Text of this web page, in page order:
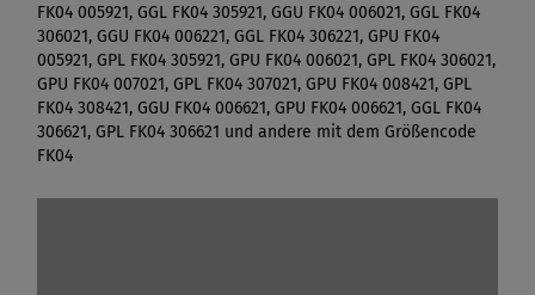
FK04 005921, GGL FK04 305921, GGU FK04 006021, GGL FK04
306021, GGU FK04 006221, GGL FK04 306221, GPU FK04
005921, GPL FK04 305921, GPU FK04 006021, GPL FK04 306021,
GPU FK04 007021, GPL FK04 307021, GPU FK04 008421, GPL
FK04 308421, GGU FK04 006621, GPU FK04 006621, GGL FK04
306621, GPL FK04 306621 und andere mit dem Größencode
FK04